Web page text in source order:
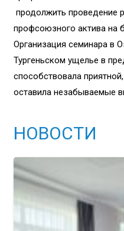
продолжить проведение
профсоюзного актива на
Организация семинара в
Тургеньском ущелье в
способствовала
оставила незабываемые
НОВОСТИ